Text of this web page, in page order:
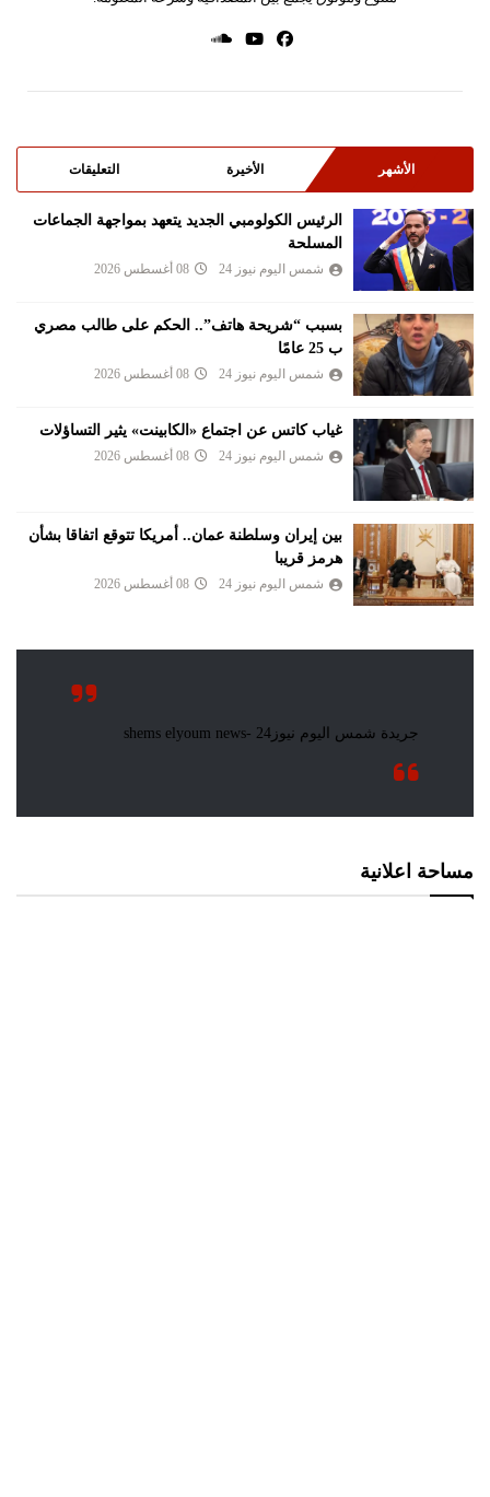
الأشهر الأخيرة التعليقات
الرئيس الكولومبي الجديد يتعهد بمواجهة الجماعات
المسلحة
شمس اليوم نيوز 24 08 أغسطس 2026
بسبب “شريحة هاتف”.. الحكم على طالب مصري
ب 25 عامًا
شمس اليوم نيوز 24 08 أغسطس 2026
غياب كاتس عن اجتماع «الكابينت» يثير التساؤلات
شمس اليوم نيوز 24 08 أغسطس 2026
بين إيران وسلطنة عمان.. أمريكا تتوقع اتفاقا بشأن
هرمز قريبا
شمس اليوم نيوز 24 08 أغسطس 2026
مساحة اعلانية